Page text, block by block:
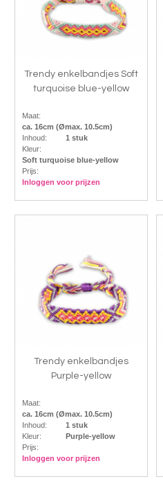
Trendy enkelbandjes Soft
turquoise blue-yellow
Maat:
ca. 16cm (Ømax. 10.5cm)
Inhoud:
1 stuk
Kleur:
Soft turquoise blue-yellow
Prijs:
Inloggen voor prijzen
Trendy enkelbandjes
Purple-yellow
Maat:
ca. 16cm (Ømax. 10.5cm)
Inhoud:
1 stuk
Kleur:
Purple-yellow
Prijs:
Inloggen voor prijzen